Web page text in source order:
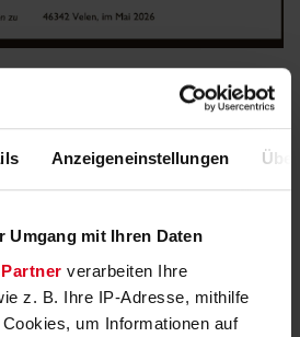
Anzeigeneinstellungen
Umgang mit Ihren Daten
verarbeiten Ihre
z. B. Ihre IP-Adresse, mithilfe
um Informationen auf